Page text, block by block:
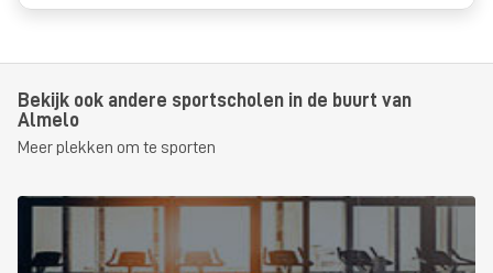
Bekijk ook andere sportscholen in de buurt van
Almelo
Meer plekken om te sporten